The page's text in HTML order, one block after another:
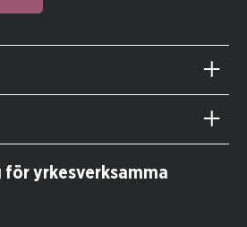
för yrkesverksamma